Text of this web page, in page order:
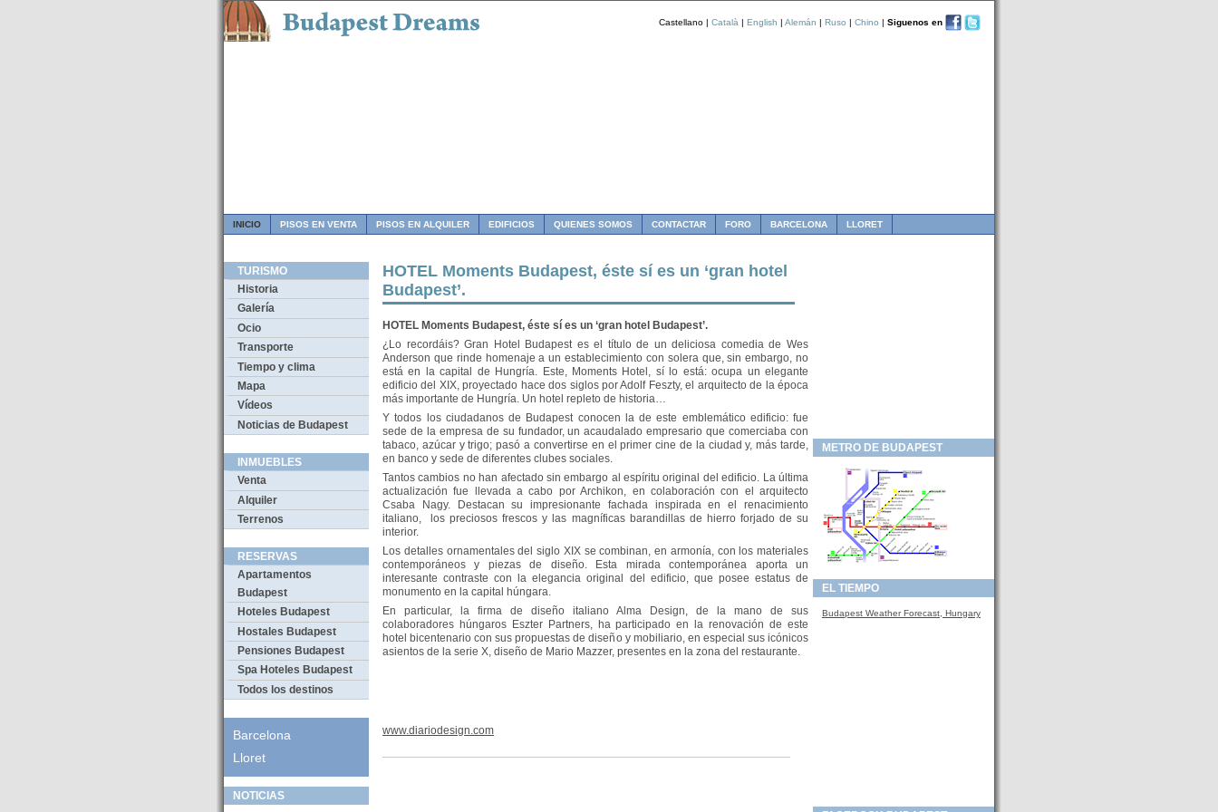
Castellano | Català | English | Alemán | Ruso | Chino | Siguenos en
INICIO PISOS EN VENTA PISOS EN ALQUILER EDIFICIOS QUIENES SOMOS CONTACTAR FORO BARCELONA LLORET
TURISMO
Historia
Galería
Ocio
Transporte
Tiempo y clima
Mapa
Vídeos
Noticias de Budapest
INMUEBLES
Venta
Alquiler
Terrenos
RESERVAS
Apartamentos
Budapest
Hoteles Budapest
Hostales Budapest
Pensiones Budapest
Spa Hoteles Budapest
Todos los destinos
Barcelona
Lloret
NOTICIAS
HOTEL Moments Budapest, éste sí es un ‘gran hotel
Budapest’.
HOTEL Moments Budapest, éste sí es un ‘gran hotel Budapest’.
¿Lo recordáis? Gran Hotel Budapest es el título de un deliciosa comedia de Wes
Anderson que rinde homenaje a un establecimiento con solera que, sin embargo, no
está en la capital de Hungría. Este, Moments Hotel, sí lo está: ocupa un elegante
edificio del XIX, proyectado hace dos siglos por Adolf Feszty, el arquitecto de la época
más importante de Hungría. Un hotel repleto de historia…
Y todos los ciudadanos de Budapest conocen la de este emblemático edificio: fue
sede de la empresa de su fundador, un acaudalado empresario que comerciaba con
tabaco, azúcar y trigo; pasó a convertirse en el primer cine de la ciudad y, más tarde,
en banco y sede de diferentes clubes sociales.
Tantos cambios no han afectado sin embargo al espíritu original del edificio. La última
actualización fue llevada a cabo por Archikon, en colaboración con el arquitecto
Csaba Nagy. Destacan su impresionante fachada inspirada en el renacimiento
italiano, los preciosos frescos y las magníficas barandillas de hierro forjado de su
interior.
Los detalles ornamentales del siglo XIX se combinan, en armonía, con los materiales
contemporáneos y piezas de diseño. Esta mirada contemporánea aporta un
interesante contraste con la elegancia original del edificio, que posee estatus de
monumento en la capital húngara.
En particular, la firma de diseño italiano Alma Design, de la mano de sus
colaboradores húngaros Eszter Partners, ha participado en la renovación de este
hotel bicentenario con sus propuestas de diseño y mobiliario, en especial sus icónicos
asientos de la serie X, diseño de Mario Mazzer, presentes en la zona del restaurante.
www.diariodesign.com
METRO DE BUDAPEST
EL TIEMPO
Budapest Weather Forecast, Hungary